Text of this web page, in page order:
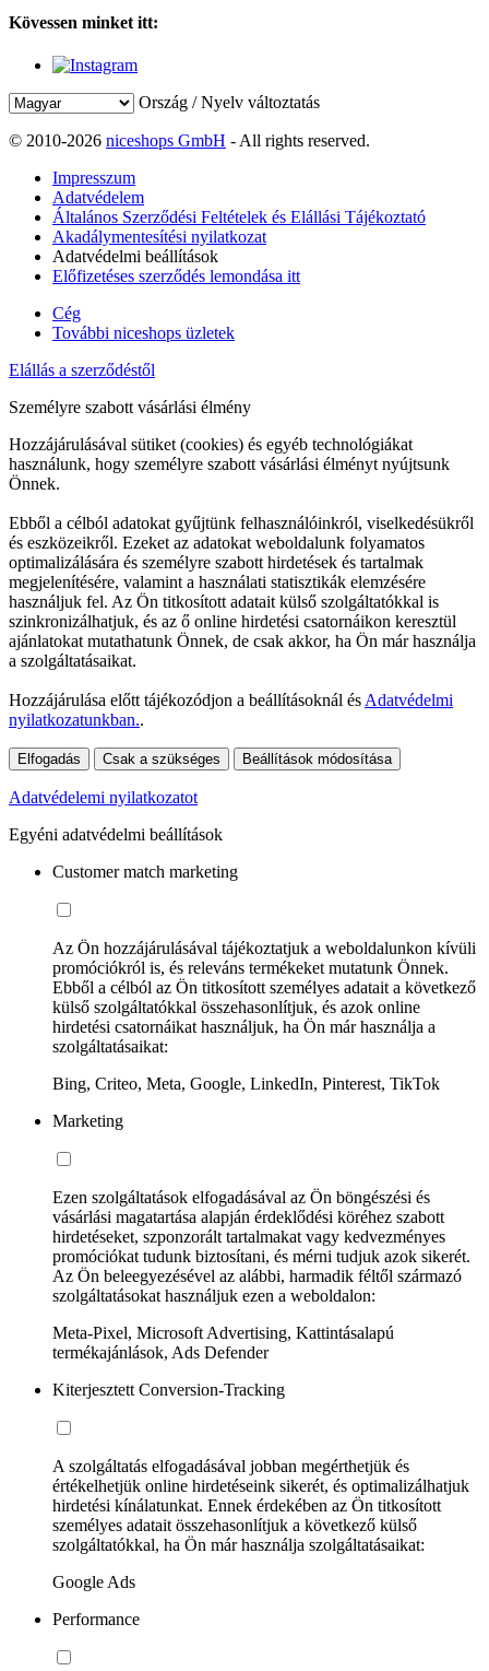
Kövessen minket itt:
Ország / Nyelv változtatás
© 2010-2026 niceshops GmbH - All rights reserved.
Impresszum
Adatvédelem
Általános Szerződési Feltételek és Elállási Tájékoztató
Akadálymentesítési nyilatkozat
Adatvédelmi beállítások
Előfizetéses szerződés lemondása itt
Cég
További niceshops üzletek
Elállás a szerződéstől
Személyre szabott vásárlási élmény
Hozzájárulásával sütiket (cookies) és egyéb technológiákat
használunk, hogy személyre szabott vásárlási élményt nyújtsunk
Önnek.
Ebből a célból adatokat gyűjtünk felhasználóinkról, viselkedésükről
és eszközeikről. Ezeket az adatokat weboldalunk folyamatos
optimalizálására és személyre szabott hirdetések és tartalmak
megjelenítésére, valamint a használati statisztikák elemzésére
használjuk fel. Az Ön titkosított adatait külső szolgáltatókkal is
szinkronizálhatjuk, és az ő online hirdetési csatornáikon keresztül
ajánlatokat mutathatunk Önnek, de csak akkor, ha Ön már használja
a szolgáltatásaikat.
Hozzájárulása előtt tájékozódjon a beállításoknál és Adatvédelmi
nyilatkozatunkban..
Elfogadás Csak a szükséges Beállítások módosítása
Adatvédelemi nyilatkozatot
Egyéni adatvédelmi beállítások
Customer match marketing
Az Ön hozzájárulásával tájékoztatjuk a weboldalunkon kívüli
promóciókról is, és releváns termékeket mutatunk Önnek.
Ebből a célból az Ön titkosított személyes adatait a következő
külső szolgáltatókkal összehasonlítjuk, és azok online
hirdetési csatornáikat használjuk, ha Ön már használja a
szolgáltatásaikat:
Bing, Criteo, Meta, Google, LinkedIn, Pinterest, TikTok
Marketing
Ezen szolgáltatások elfogadásával az Ön böngészési és
vásárlási magatartása alapján érdeklődési köréhez szabott
hirdetéseket, szponzorált tartalmakat vagy kedvezményes
promóciókat tudunk biztosítani, és mérni tudjuk azok sikerét.
Az Ön beleegyezésével az alábbi, harmadik féltől származó
szolgáltatásokat használjuk ezen a weboldalon:
Meta-Pixel, Microsoft Advertising, Kattintásalapú
termékajánlások, Ads Defender
Kiterjesztett Conversion-Tracking
A szolgáltatás elfogadásával jobban megérthetjük és
értékelhetjük online hirdetéseink sikerét, és optimalizálhatjuk
hirdetési kínálatunkat. Ennek érdekében az Ön titkosított
személyes adatait összehasonlítjuk a következő külső
szolgáltatókkal, ha Ön már használja szolgáltatásaikat:
Google Ads
Performance